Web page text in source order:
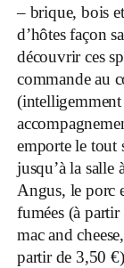
– brique, bois
d’hôtes façon
découvrir ces
commande au
(intelligemment
emporte le tout
jusqu’à la salle
Angus, le porc
fumées (à
mac and
partir de 3,50